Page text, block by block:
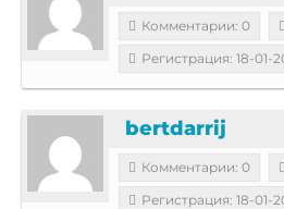
Комментарии: 0
Регистрация: 18-01-
bertdarrij
Комментарии: 0
Регистрация: 18-01-